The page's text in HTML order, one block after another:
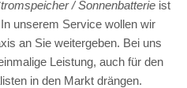
/ Sonnenbatterie ist
unserem Service wollen wir
an Sie weitergeben. Bei uns
Leistung, auch für den
in den Markt drängen.